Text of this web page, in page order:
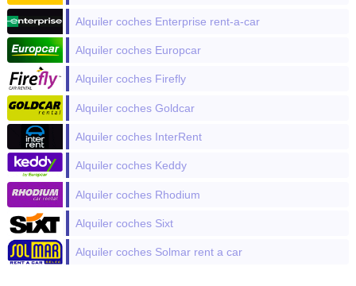
Alquiler coches Enterprise rent-a-car
Alquiler coches Europcar
Alquiler coches Firefly
Alquiler coches Goldcar
Alquiler coches InterRent
Alquiler coches Keddy
Alquiler coches Rhodium
Alquiler coches Sixt
Alquiler coches Solmar rent a car